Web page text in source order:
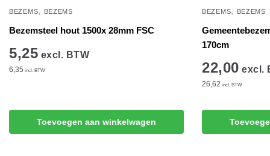
BEZEMS, BEZEMS
Bezemsteel hout 1500x 28mm FSC
5,25 excl. BTW
6,35 incl. BTW
Toevoegen aan winkelwagen
BEZEMS, BEZEMS
170cm
22,00 excl.
26,62 incl. BTW